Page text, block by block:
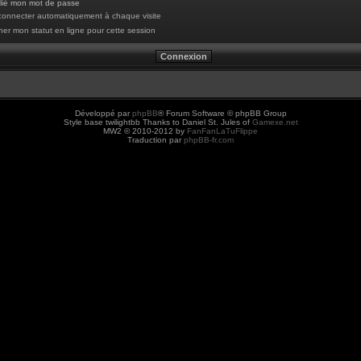
mon mot de passe
automatiquement à chaque visite
mon statut en ligne pour cette session
Développé par phpBB® Forum Software © phpBB Group
Style base twilightbb Thanks to Daniel St. Jules of Gamexe.net
MW2 © 2010-2012 by FanFanLaTuFlippe
Traduction par phpBB-fr.com